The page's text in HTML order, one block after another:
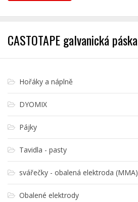
CASTOTAPE galvanická páska
Hořáky a náplně
DYOMIX
Pájky
Tavidla - pasty
svářečky - obalená elektroda (MMA)
Obalené elektrody